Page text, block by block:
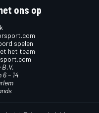
ons op
spelen
het team
– 14